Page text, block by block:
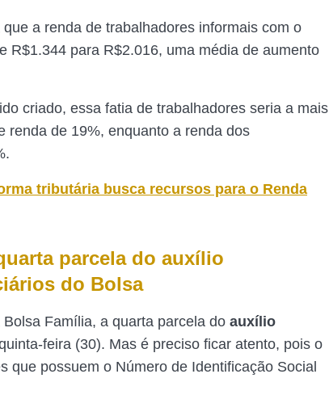
a renda de trabalhadores informais com o
R$1.344 para R$2.016, uma média de aumento
criado, essa fatia de trabalhadores seria a mais
renda de 19%, enquanto a renda dos
tributária busca recursos para o Renda
parcela do auxílio
do Bolsa
Família, a quarta parcela do auxílio
feira (30). Mas é preciso ficar atento, pois o
que possuem o Número de Identificação Social